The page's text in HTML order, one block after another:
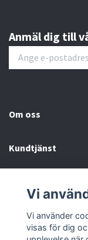
Anmäl dig till
Om oss
Kundtjänst
Sociala medier
Vi
Vi använder
visas för dig